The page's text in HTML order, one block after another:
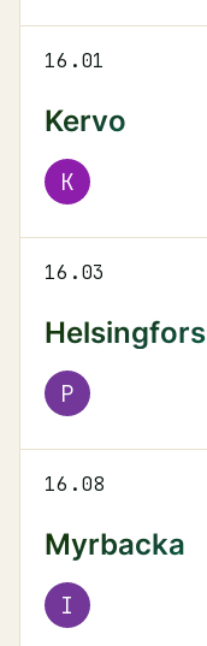
16.01
Kervo
K
16.03
Helsingfors
P
16.08
Myrbacka
I